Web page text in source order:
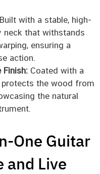
with a stable, high-
neck that withstands
ensuring a
action.
Finish:Coated with a
the wood from
the natural
One Guitar
and Live